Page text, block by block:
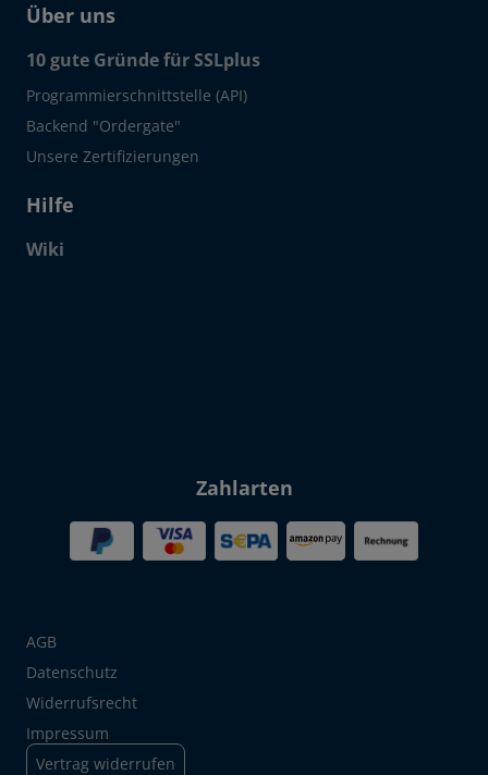
Über uns
10 gute Gründe für SSLplus
Programmierschnittstelle (API)
Backend "Ordergate"
Unsere Zertifizierungen
Hilfe
Wiki
Zahlarten
AGB
Datenschutz
Widerrufsrecht
Impressum
Vertrag widerrufen